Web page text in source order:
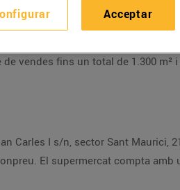
vendes fins un total de 1.300 m² i
Carles I s/n, sector Sant Maurici,
El supermercat compta
Acceptar